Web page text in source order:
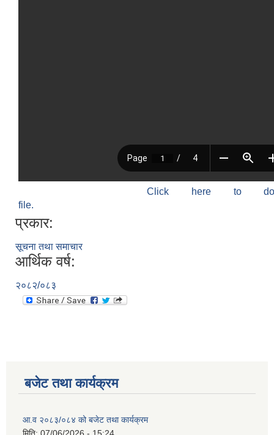
Click here to
file.
प्रकार:
सूचना तथा समाचार
आर्थिक वर्ष:
२०८२/०८३
बजेट तथा कार्यक्रम
आ.व २०८३/०८४ को बजेट तथा कार्यक्रम